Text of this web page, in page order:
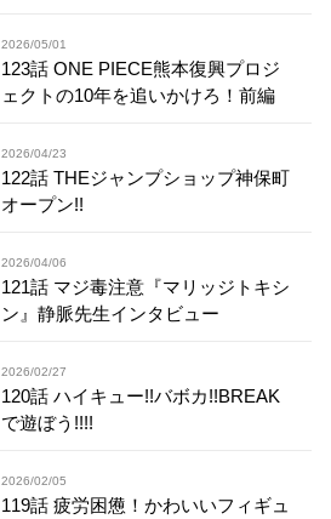
2026/05/01
123話 ONE PIECE熊本復興プロジ
ェクトの10年を追いかけろ！前編
2026/04/23
122話 THEジャンプショップ神保町
オープン!!
2026/04/06
121話 マジ毒注意『マリッジトキシ
ン』静脈先生インタビュー
2026/02/27
120話 ハイキュー!!バボカ!!BREAK
で遊ぼう!!!!
2026/02/05
119話 疲労困憊！かわいいフィギュ